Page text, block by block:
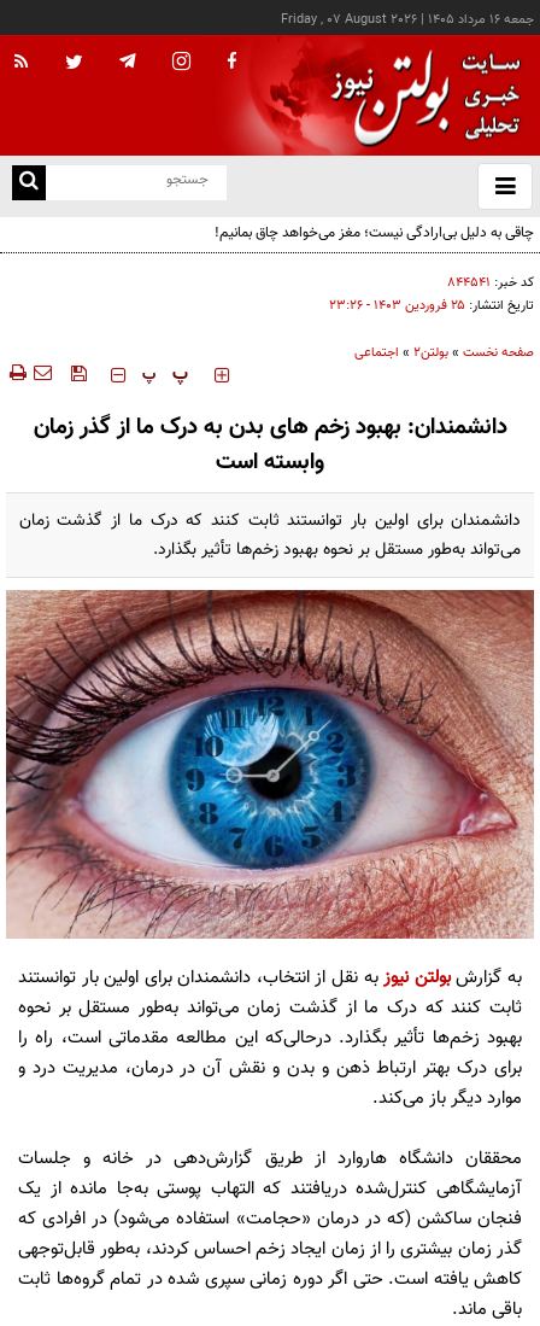
جمعه ۱۶ مرداد ۱۴۰۵ |
Friday , 07 August 2026
باز
و
چاقی به دلیل بی‌ارادگی نیست؛ مغز می‌خواهد چاق بمانیم!
کد خبر: ۸۴۴۵۴۱
تاریخ انتشار: ۲۵ فروردين ۱۴۰۳ - ۲۳:۲۶
صفحه نخست »بولتن2 » اجتماعی
‍‍‍ پ پ
دانشمندان: بهبود زخم های بدن به درک ما از گذر زمان
وابسته است
دانشمندان برای اولین بار توانستند ثابت کنند که درک ما از گذشت زمان
می‌تواند به‌طور مستقل بر نحوه بهبود زخم‌ها تأثیر بگذارد.
به گزارشبولتن نیوزبه نقل از انتخاب، دانشمندان برای اولین بار توانستند
ثابت کنند که درک ما از گذشت زمان می‌تواند به‌طور مستقل بر نحوه
بهبود زخم‌ها تأثیر بگذارد. درحالی‌که این مطالعه مقدماتی است، راه را
برای درک بهتر ارتباط ذهن و بدن و نقش آن در درمان، مدیریت درد و
موارد دیگر باز می‌کند.
محققان دانشگاه هاروارد از طریق گزارش‌دهی در خانه و جلسات
آزمایشگاهی کنترل‌شده دریافتند که التهاب پوستی به‌جا مانده از یک
فنجان ساکشن (که در درمان «حجامت» استفاده می‌شود) در افرادی که
گذر زمان بیشتری را از زمان ایجاد زخم احساس کردند، به‌طور قابل‌توجهی
کاهش یافته است. حتی اگر دوره زمانی سپری شده‌ در تمام گروه‌‌ها ثابت
باقی ماند.